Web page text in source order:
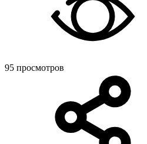
95 просмотров